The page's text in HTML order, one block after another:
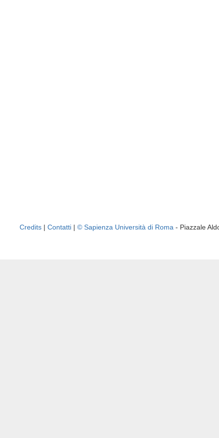
Credits | Contatti | © Sapienza Università di Roma - Piazzale